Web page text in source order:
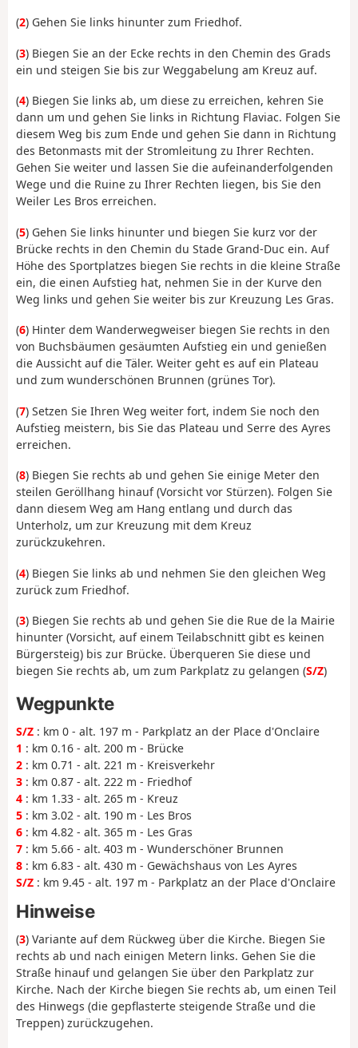
(2) Gehen Sie links hinunter zum Friedhof.
(3) Biegen Sie an der Ecke rechts in den Chemin des Grads
ein und steigen Sie bis zur Weggabelung am Kreuz auf.
(4) Biegen Sie links ab, um diese zu erreichen, kehren Sie
dann um und gehen Sie links in Richtung Flaviac. Folgen Sie
diesem Weg bis zum Ende und gehen Sie dann in Richtung
des Betonmasts mit der Stromleitung zu Ihrer Rechten.
Gehen Sie weiter und lassen Sie die aufeinanderfolgenden
Wege und die Ruine zu Ihrer Rechten liegen, bis Sie den
Weiler Les Bros erreichen.
(5) Gehen Sie links hinunter und biegen Sie kurz vor der
Brücke rechts in den Chemin du Stade Grand-Duc ein. Auf
Höhe des Sportplatzes biegen Sie rechts in die kleine Straße
ein, die einen Aufstieg hat, nehmen Sie in der Kurve den
Weg links und gehen Sie weiter bis zur Kreuzung Les Gras.
(6) Hinter dem Wanderwegweiser biegen Sie rechts in den
von Buchsbäumen gesäumten Aufstieg ein und genießen
die Aussicht auf die Täler. Weiter geht es auf ein Plateau
und zum wunderschönen Brunnen (grünes Tor).
(7) Setzen Sie Ihren Weg weiter fort, indem Sie noch den
Aufstieg meistern, bis Sie das Plateau und Serre des Ayres
erreichen.
(8) Biegen Sie rechts ab und gehen Sie einige Meter den
steilen Geröllhang hinauf (Vorsicht vor Stürzen). Folgen Sie
dann diesem Weg am Hang entlang und durch das
Unterholz, um zur Kreuzung mit dem Kreuz
zurückzukehren.
(4) Biegen Sie links ab und nehmen Sie den gleichen Weg
zurück zum Friedhof.
(3) Biegen Sie rechts ab und gehen Sie die Rue de la Mairie
hinunter (Vorsicht, auf einem Teilabschnitt gibt es keinen
Bürgersteig) bis zur Brücke. Überqueren Sie diese und
biegen Sie rechts ab, um zum Parkplatz zu gelangen (S/Z)
Wegpunkte
S/Z : km 0 - alt. 197 m - Parkplatz an der Place d'Onclaire
1 : km 0.16 - alt. 200 m - Brücke
2 : km 0.71 - alt. 221 m - Kreisverkehr
3 : km 0.87 - alt. 222 m - Friedhof
4 : km 1.33 - alt. 265 m - Kreuz
5 : km 3.02 - alt. 190 m - Les Bros
6 : km 4.82 - alt. 365 m - Les Gras
7 : km 5.66 - alt. 403 m - Wunderschöner Brunnen
8 : km 6.83 - alt. 430 m - Gewächshaus von Les Ayres
S/Z : km 9.45 - alt. 197 m - Parkplatz an der Place d'Onclaire
Hinweise
(3) Variante auf dem Rückweg über die Kirche. Biegen Sie
rechts ab und nach einigen Metern links. Gehen Sie die
Straße hinauf und gelangen Sie über den Parkplatz zur
Kirche. Nach der Kirche biegen Sie rechts ab, um einen Teil
des Hinwegs (die gepflasterte steigende Straße und die
Treppen) zurückzugehen.